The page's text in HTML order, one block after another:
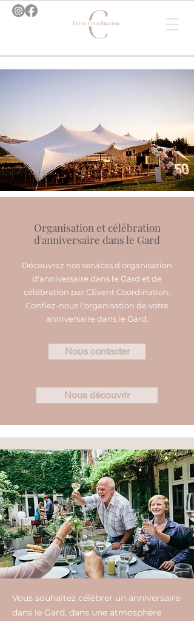
Organisation et célébration
d'anniversaire dans le Gard
Découvrez nos services d'organisation
d'anniversaire dans le Gard et de
célébration par CEvent Coordination.
Confiez-nous l'organisation de votre
anniversaire dans le Gard.
Nous contacter
Nous découvrir
Vous souhaitez célébrer un anniversaire
dans le Gard, dans une atmosphère